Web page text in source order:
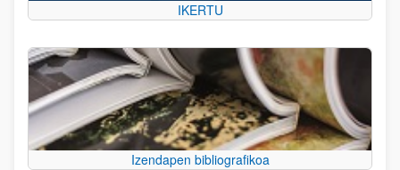
IKERTU
Izendapen bibliografikoa